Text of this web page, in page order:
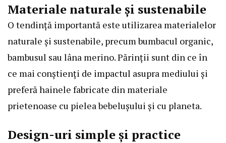
Materiale naturale și sustenabile
O tendință importantă este utilizarea materialelor
naturale și sustenabile, precum bumbacul organic,
bambusul sau lâna merino. Părinții sunt din ce în
ce mai conștienți de impactul asupra mediului și
preferă hainele fabricate din materiale
prietenoase cu pielea bebelușului și cu planeta.
Design-uri simple și practice